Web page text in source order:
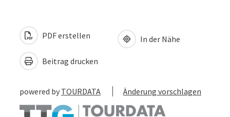
PDF erstellen
Beitrag drucken
In der Nähe
powered by TOURDATA Änderung vorschlagen